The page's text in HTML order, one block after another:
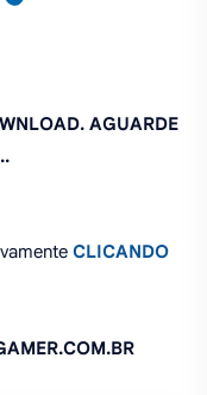
AGUARDE
CLICANDO